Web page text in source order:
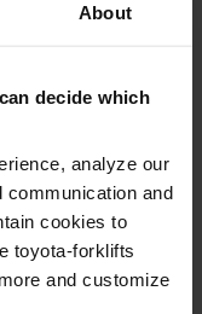
About
decide which
analyze our
and
cookies to
toyota-forklifts
and customize